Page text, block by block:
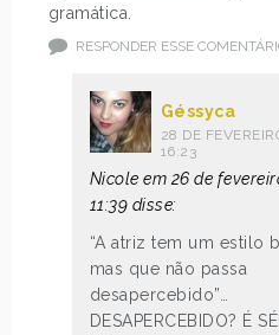
gramática.
RESPONDER ESSE
Géssyca
28 DE
16:23
Nicole em 26 de
11:39 disse:
“A atriz tem um estilo
mas que não passa
desapercebido”…
DESAPERCEBIDO? É